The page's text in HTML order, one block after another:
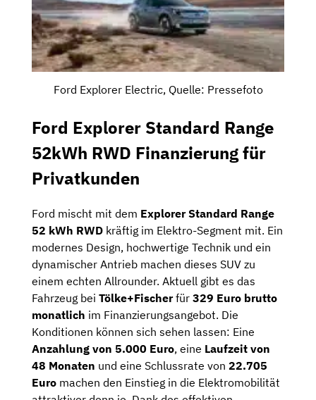
Ford Explorer Electric, Quelle: Pressefoto
Ford Explorer Standard Range
52kWh RWD Finanzierung für
Privatkunden
Ford mischt mit dem Explorer Standard Range
52 kWh RWD kräftig im Elektro-Segment mit. Ein
modernes Design, hochwertige Technik und ein
dynamischer Antrieb machen dieses SUV zu
einem echten Allrounder. Aktuell gibt es das
Fahrzeug bei Tölke+Fischerfür 329 Euro brutto
monatlich im Finanzierungsangebot. Die
Konditionen können sich sehen lassen: Eine
Anzahlung von 5.000 Euro, eine Laufzeit von
48 Monaten und eine Schlussrate von 22.705
Euro machen den Einstieg in die Elektromobilität